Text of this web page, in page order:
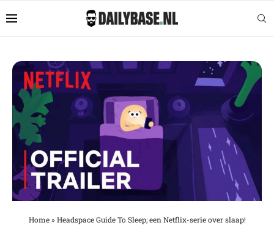
Home» Headspace Guide To Sleep; een Netflix-serie over slaap!